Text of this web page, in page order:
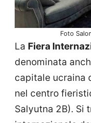
Foto
La Fiera
denominata
capitale ucraina
nel centro
Salyutna 2B). Si